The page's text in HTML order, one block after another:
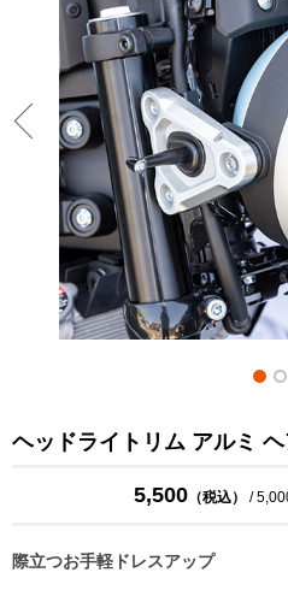
ヘッドライトリム アルミ
5,500（税込） /
際立つお手軽ドレスアップ